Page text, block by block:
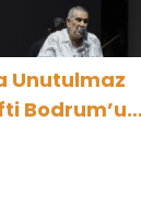
Unutulmaz